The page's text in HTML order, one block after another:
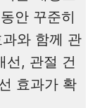
동안 꾸준히
와 함께 관
선, 관절 건
효과가 확